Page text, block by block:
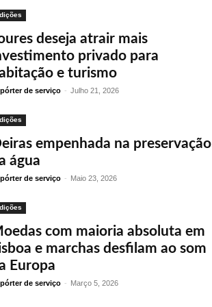
deseja atrair mais
privado para
e turismo
de serviço - Julho 21, 2026
empenhada na preservação
água
de serviço - Maio 23, 2026
com maioria absoluta em
e marchas desfilam ao som
Europa
de serviço - Março 5, 2026